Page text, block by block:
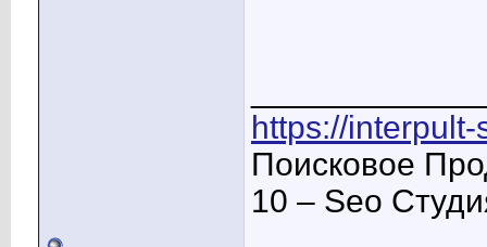
https://
Поисковое
10 – Seo